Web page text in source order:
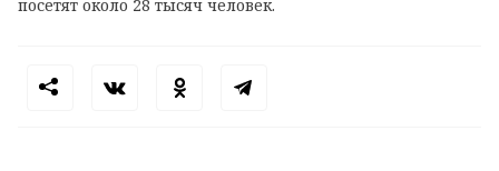
посетят около 28 тысяч человек.